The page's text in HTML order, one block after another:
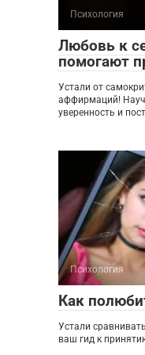
Психология
Любовь к
помогают
Устали от
аффирмаций!
уверенность и
Психология
Как
Устали
ваш гид к